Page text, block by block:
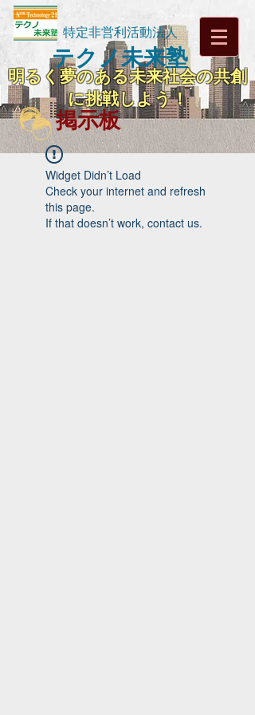
特定非営利活動法人
テクノ未来塾
明るく夢のある未来社会の共創
に挑戦しよう！
Widget Didn’t Load
Check your internet and refresh
this page.
If that doesn’t work, contact us.
掲示板